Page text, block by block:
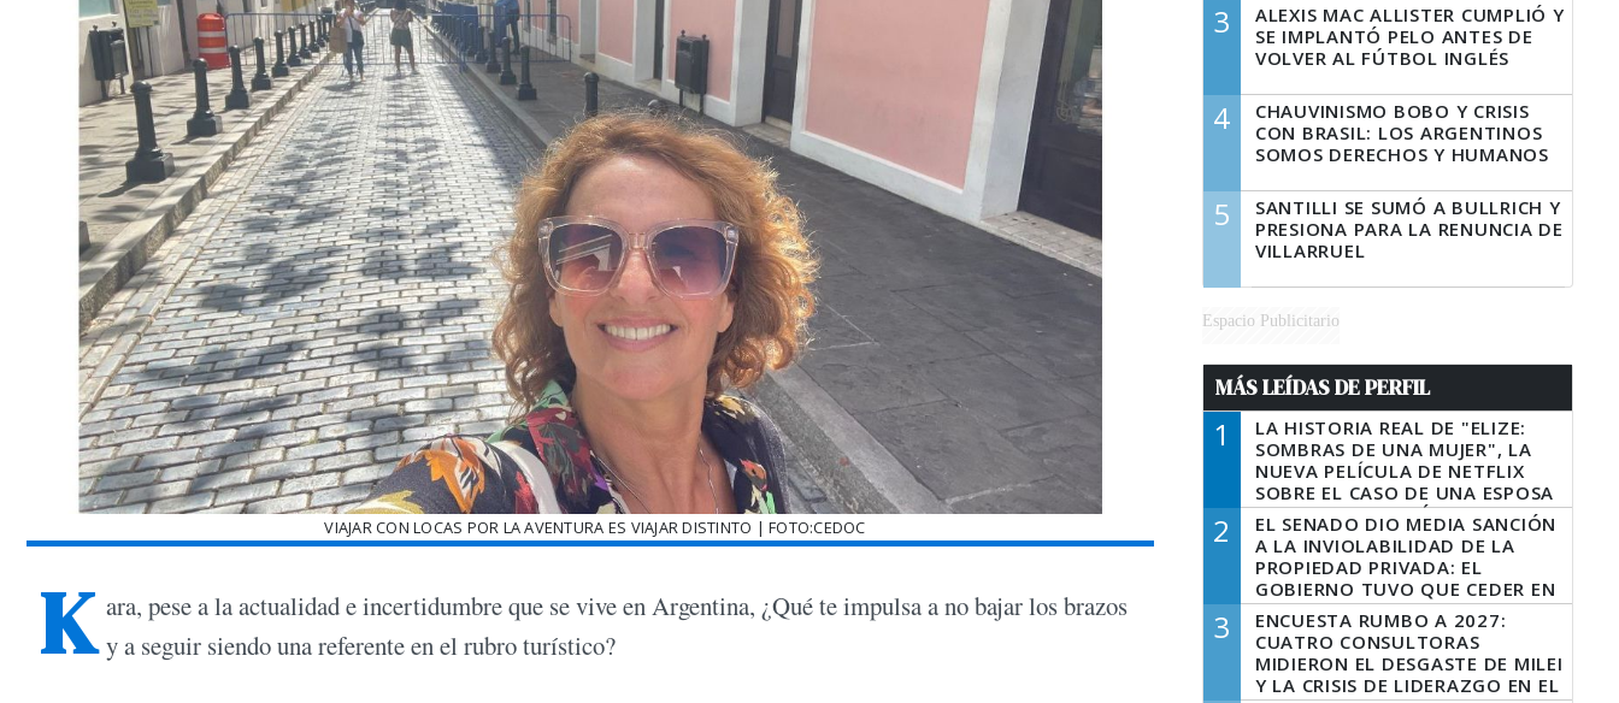
VIAJAR CON LOCAS POR LA AVENTURA ES VIAJAR DISTINTO | FOTO:CEDOC
K ara, pese a la actualidad e incertidumbre que se vive en Argentina, ¿Qué te impulsa a no bajar los brazos
y a seguir siendo una referente en el rubro turístico?
3
ALEXIS MAC ALLISTER CUMPLIÓ Y
SE IMPLANTÓ PELO ANTES DE
VOLVER AL FÚTBOL INGLÉS
4
CHAUVINISMO BOBO Y CRISIS
CON BRASIL: LOS ARGENTINOS
SOMOS DERECHOS Y HUMANOS
5
SANTILLI SE SUMÓ A BULLRICH Y
PRESIONA PARA LA RENUNCIA DE
VILLARRUEL
Espacio Publicitario
MÁS LEÍDAS DE PERFIL
1
LA HISTORIA REAL DE "ELIZE:
SOMBRAS DE UNA MUJER", LA
NUEVA PELÍCULA DE NETFLIX
SOBRE EL CASO DE UNA ESPOSA
QUE DESCUARTIZÓ A SU
MARIDO
2
EL SENADO DIO MEDIA SANCIÓN
A LA INVIOLABILIDAD DE LA
PROPIEDAD PRIVADA: EL
GOBIERNO TUVO QUE CEDER EN
LA LEY DEL MANEJO DEL FUEGO
3
ENCUESTA RUMBO A 2027:
CUATRO CONSULTORAS
MIDIERON EL DESGASTE DE MILEI
Y LA CRISIS DE LIDERAZGO EN EL